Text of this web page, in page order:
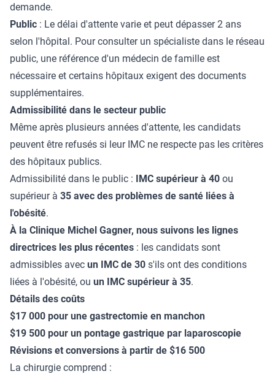
demande.
Public : Le délai d'attente varie et peut dépasser 2 ans
selon l'hôpital. Pour consulter un spécialiste dans le réseau
public, une référence d'un médecin de famille est
nécessaire et certains hôpitaux exigent des documents
supplémentaires.
Admissibilité dans le secteur public
Même après plusieurs années d'attente, les candidats
peuvent être refusés si leur IMC ne respecte pas les critères
des hôpitaux publics.
Admissibilité dans le public : IMC supérieur à 40 ou
supérieur à 35 avec des problèmes de santé liées à
l'obésité.
À la Clinique Michel Gagner, nous suivons les lignes
directrices les plus récentes : les candidats sont
admissibles avec un IMC de 30 s'ils ont des conditions
liées à l'obésité, ou un IMC supérieur à 35.
Détails des coûts
$17 000 pour une gastrectomie en manchon
$19 500 pour un pontage gastrique par laparoscopie
Révisions et conversions à partir de $16 500
La chirurgie comprend :